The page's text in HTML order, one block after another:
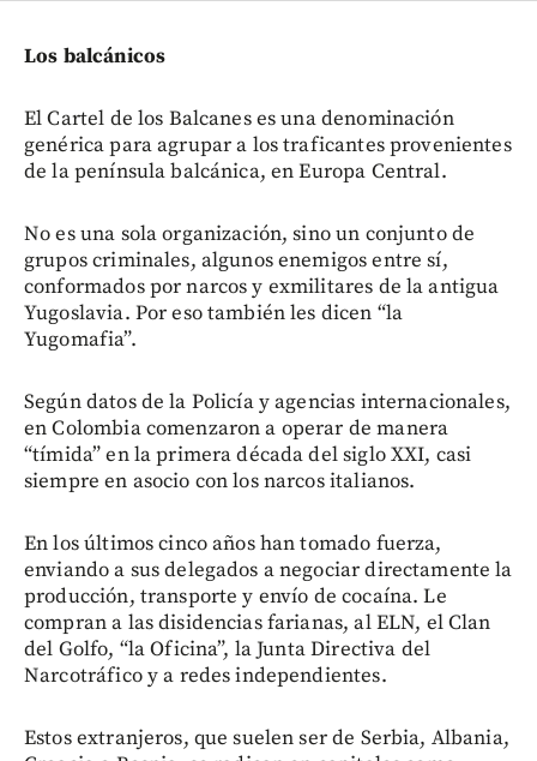
Los balcánicos
El Cartel de los Balcanes es una denominación
genérica para agrupar a los traficantes provenientes
de la península balcánica, en Europa Central.
No es una sola organización, sino un conjunto de
grupos criminales, algunos enemigos entre sí,
conformados por narcos y exmilitares de la antigua
Yugoslavia. Por eso también les dicen “la
Yugomafia”.
Según datos de la Policía y agencias internacionales,
en Colombia comenzaron a operar de manera
“tímida” en la primera década del siglo XXI, casi
siempre en asocio con los narcos italianos.
En los últimos cinco años han tomado fuerza,
enviando a sus delegados a negociar directamente la
producción, transporte y envío de cocaína. Le
compran a las disidencias farianas, al ELN, el Clan
del Golfo, “la Oficina”, la Junta Directiva del
Narcotráfico y a redes independientes.
Estos extranjeros, que suelen ser de Serbia, Albania,